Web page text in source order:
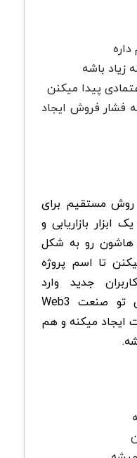
زیاد باشه
پیدا میکنن
فشار فروش ایجاد
روش مستقیم برای
ابزار بازاریابی و
هاشون رو به شکل
تا اسم پروژه
جدید وارد
اکوسیستم بشن. این روش تو صنعت Web3
ایجاد میکنه و هم